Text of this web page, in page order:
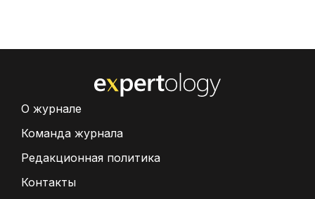
О журнале
Команда журнала
Редакционная политика
Контакты